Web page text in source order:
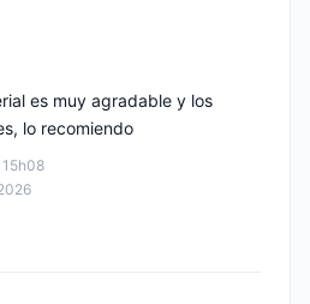
es muy agradable y los
lo recomiendo